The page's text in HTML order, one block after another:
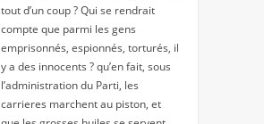
tout d’un coup ? Qui se rendrait
compte que parmi les gens
emprisonnés, espionnés, torturés, il
y a des innocents ? qu’en fait, sous
l’administration du Parti, les
carrieres marchent au piston, et